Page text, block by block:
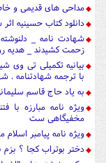
مداحی های قدیمی و
دانلود کتاب حسینیه
شهادت نامه _
زحمت کشیدند _ هدیه
بیانیه تکمیلی تی وی
با ترجمه شهادتنامه
به یاد حاج قاسم
ویژه نامه مبارزه با
مخفیگاهی ست
ویژه نامه پیامبر
دختر بوتراب کجا ؟